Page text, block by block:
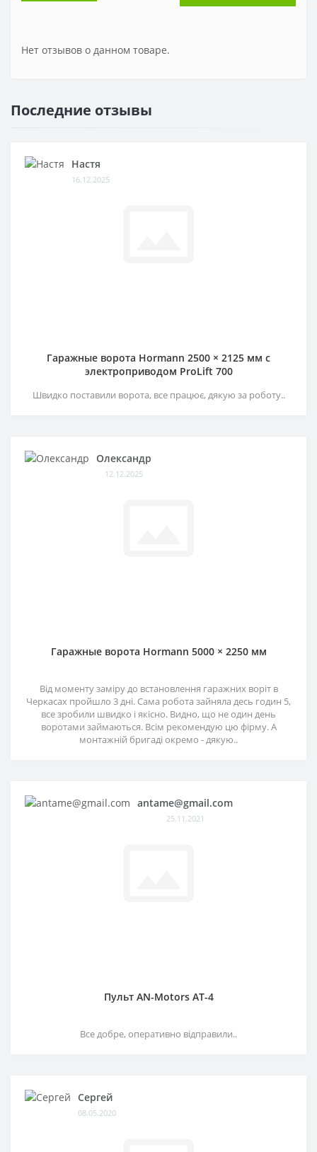
Нет отзывов о данном товаре.
Последние отзывы
Настя
16.12.2025
Гаражные ворота Hormann 2500 × 2125 мм c
электроприводом ProLift 700
Швидко поставили ворота, все працює, дякую за роботу..
Олександр
12.12.2025
Гаражные ворота Hormann 5000 × 2250 мм
Від моменту заміру до встановлення гаражних воріт в
Черкасах пройшло 3 дні. Сама робота зайняла десь годин 5,
все зробили швидко і якісно. Видно, що не один день
воротами займаються. Всім рекомендую цю фірму. А
монтажній бригаді окремо - дякую..
antame@gmail.com
25.11.2021
Пульт AN-Motors AT-4
Все добре, оперативно відправили..
Сергей
08.05.2020